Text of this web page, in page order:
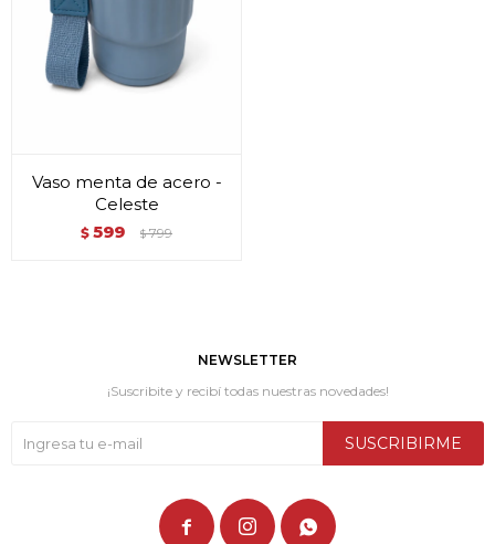
Vaso menta de acero -
Celeste
$ 599 $ 799
NEWSLETTER
¡Suscribite y recibí todas nuestras novedades!
SUSCRIBIRME
  